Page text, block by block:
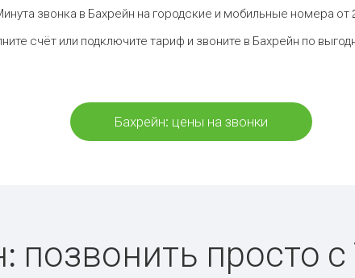
звонка в Бахрейн на городские и мобильные номера от
счёт или подключите тариф и звоните в Бахрейн по
Бахрейн: цены на звонки
позвонить просто